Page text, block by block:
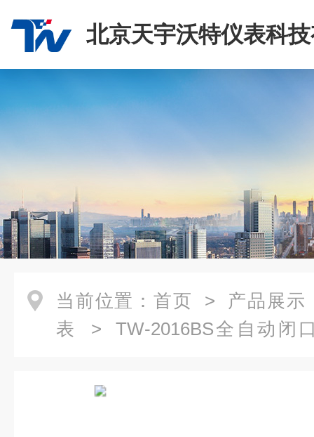
北京天宇沃特仪表科
司
当前位置： 首页 > 产品展示
表
> TW-2016BS全自动闭